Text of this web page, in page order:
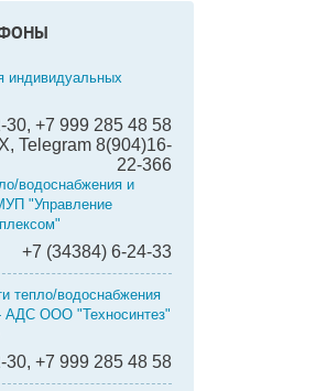
индивидуальных
30, +7 999 285 48 58
Telegram 8(904)16-
22-366
водоснабжения и
"Управление
+7 (34384) 6-24-33
тепло/водоснабжения
АДС ООО "Техносинтез"
30, +7 999 285 48 58